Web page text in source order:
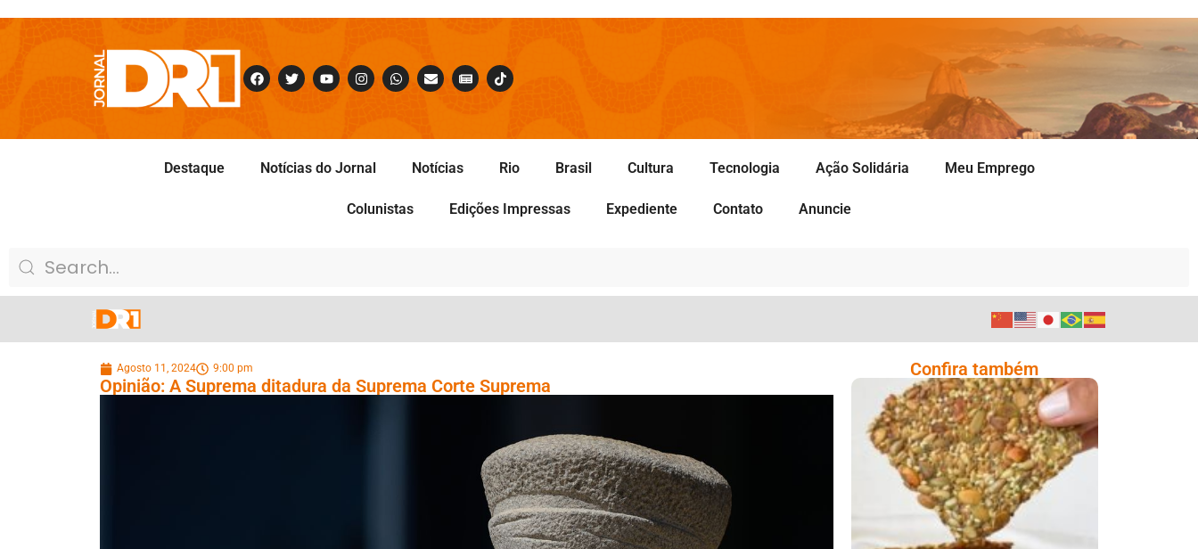
Destaque Notícias do Jornal Notícias Rio Brasil Cultura Tecnologia Ação Solidária Meu Emprego
Colunistas Edições Impressas Expediente Contato Anuncie
Agosto 11, 2024 9:00 pm
Opinião: A Suprema ditadura da Suprema Corte Suprema
Confira também
Comer Bem: Cracker
De Sementes